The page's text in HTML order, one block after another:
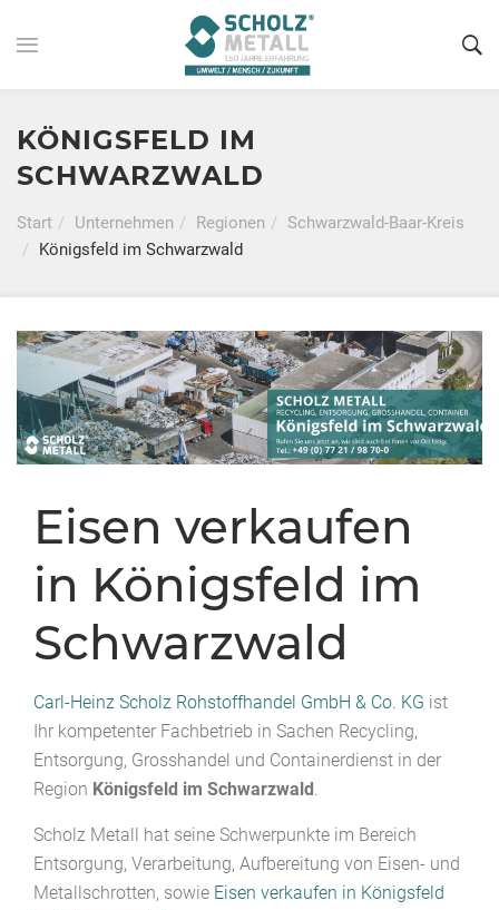
KÖNIGSFELD IM
SCHWARZWALD
Start Unternehmen Regionen
Schwarzwald-Baar-Kreis
Königsfeld im Schwarzwald
Eisen verkaufen
in Königsfeld im
Schwarzwald
Carl-Heinz Scholz Rohstoffhandel GmbH & Co. KG ist
Ihr kompetenter Fachbetrieb in Sachen Recycling,
Entsorgung, Grosshandel und Containerdienst in der
Region Königsfeld im Schwarzwald.
Scholz Metall hat seine Schwerpunkte im Bereich
Entsorgung, Verarbeitung, Aufbereitung von Eisen- und
Metallschrotten, sowie Eisen verkaufen in Königsfeld